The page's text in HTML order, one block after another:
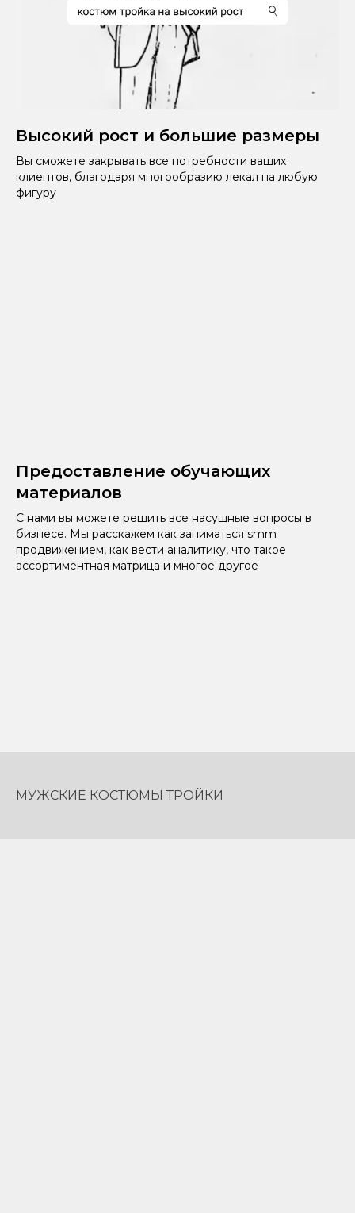
Высокий рост и большие размеры
Вы сможете закрывать все потребности ваших
клиентов, благодаря многообразию лекал на любую
фигуру
Предоставление обучающих
материалов
С нами вы можете решить все насущные вопросы в
бизнесе. Мы расскажем как заниматься smm
продвижением, как вести аналитику, что такое
ассортиментная матрица и многое другое
МУЖСКИЕ КОСТЮМЫ ТРОЙКИ